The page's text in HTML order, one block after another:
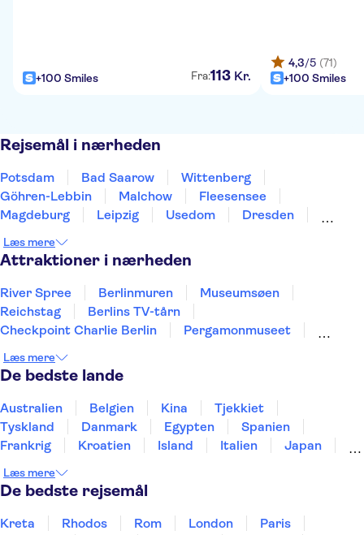
+100 Smiles Fra:113 Kr.
4,3/5 (71)
+100 Smiles
Rejsemål i nærheden
Potsdam Bad Saarow
Wittenberg
Göhren-Lebbin
Malchow
Fleesensee
Magdeburg
Leipzig Usedom
Dresden
Chemnitz
Læs mere
Attraktioner i nærheden
River Spree Berlinmuren
Museumsøen
Reichstag
Berlins TV-tårn
Checkpoint Charlie Berlin
Pergamonmuseet
Alexanderplatz
Elbphilharmonie
Læs mere
De bedste lande
Australien Belgien Kina
Tjekkiet
Tyskland
Danmark Egypten
Spanien
Frankrig
Kroatien Island Italien
Japan
Thailand
Tyrkiet
Læs mere
De bedste rejsemål
Kreta Rhodos Rom London
Paris